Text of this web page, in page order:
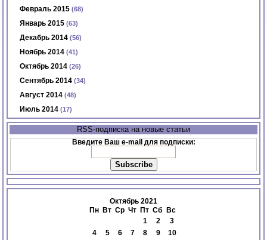
Февраль 2015 (68)
Январь 2015 (63)
Декабрь 2014 (56)
Ноябрь 2014 (41)
Октябрь 2014 (26)
Сентябрь 2014 (34)
Август 2014 (48)
Июль 2014 (17)
RSS-подписка на новые статьи
Введите Ваш e-mail для подписки:
Октябрь 2021
Пн
Вт Ср Чт Пт Сб Вс
1 2
3
4
5 6 7 8 9
10